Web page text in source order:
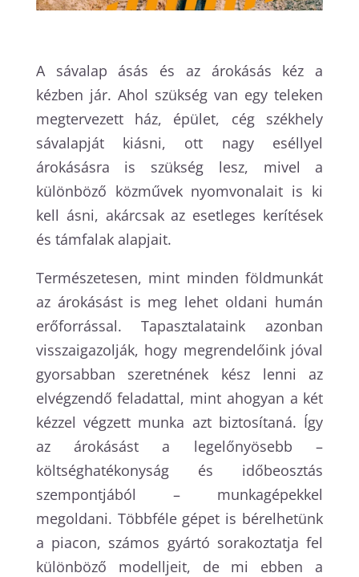
A sávalap ásás és az árokásás kéz a
kézben jár. Ahol szükség van egy teleken
megtervezett ház, épület, cég székhely
sávalapját kiásni, ott nagy eséllyel
árokásásra is szükség lesz, mivel a
különböző közművek nyomvonalait is ki
kell ásni, akárcsak az esetleges kerítések
és támfalak alapjait.
Természetesen, mint minden földmunkát
az árokásást is meg lehet oldani humán
erőforrással. Tapasztalataink azonban
visszaigazolják, hogy megrendelőink jóval
gyorsabban szeretnének kész lenni az
elvégzendő feladattal, mint ahogyan a két
kézzel végzett munka azt biztosítaná. Így
az árokásást a legelőnyösebb –
költséghatékonyság és időbeosztás
szempontjából – munkagépekkel
megoldani. Többféle gépet is bérelhetünk
a piacon, számos gyártó sorakoztatja fel
különböző modelljeit, de mi ebben a